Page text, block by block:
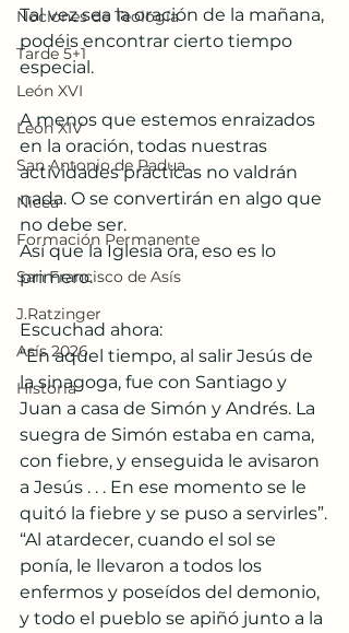
Nociones de Teología
Tarde 5+1
León XVI
León XIV
San Antonio de Padua
Nicea
Formación Permanente
San Francisco de Asís
J.Ratzinger
Asís 2026
Historia
Tal vez sea la oración de la mañana,
podéis encontrar cierto tiempo
especial.
A menos que estemos enraizados
en la oración, todas nuestras
actividades prácticas no valdrán
nada. O se convertirán en algo que
no debe ser.
Así que la Iglesia ora, eso es lo
primero.
Escuchad ahora:
“En aquel tiempo, al salir Jesús de
la sinagoga, fue con Santiago y
Juan a casa de Simón y Andrés. La
suegra de Simón estaba en cama,
con fiebre, y enseguida le avisaron
a Jesús . . . En ese momento se le
quitó la fiebre y se puso a servirles”.
“Al atardecer, cuando el sol se
ponía, le llevaron a todos los
enfermos y poseídos del demonio,
y todo el pueblo se apiñó junto a la